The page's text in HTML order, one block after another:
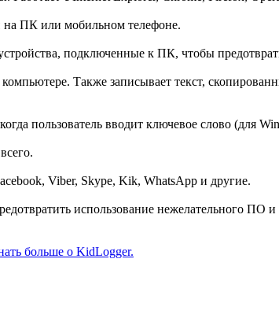
на ПК или мобильном телефоне.
подключенные к ПК, чтобы
Также записывает текст,
пользователь вводит ключевое слово (для
Viber, Skype, Kik, WhatsApp и другие.
использование нежелательного ПО и
больше о KidLogger.